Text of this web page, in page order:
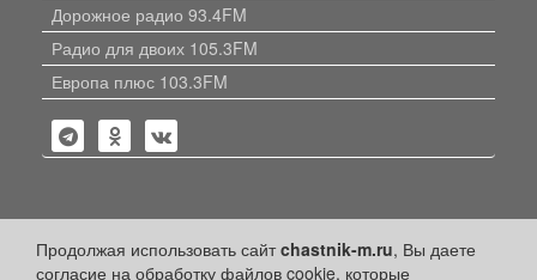
Продолжая использовать сайтchastnik-m.ru, Вы даете
согласие на обработку файлов cookie, которые
Дорожное радио 93.4FM
Радио для двоих 105.3FM
Европа плюс 103.3FM
Политика конфиденциальности